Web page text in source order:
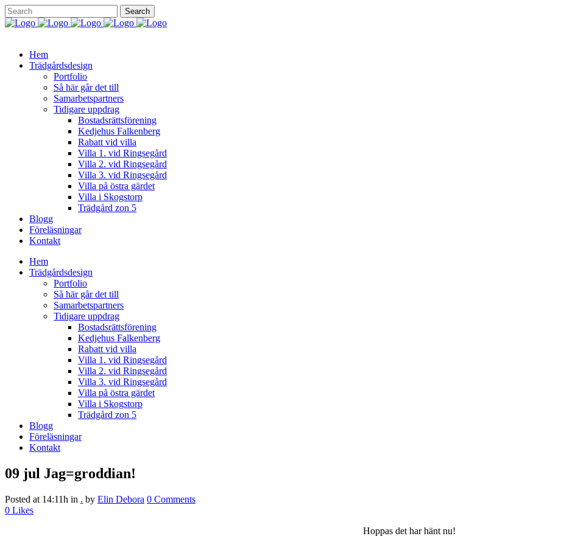
Hem
Trädgårdsdesign
Portfolio
Så här går det till
Samarbetspartners
Tidigare uppdrag
Bostadsrättsförening
Kedjehus Falkenberg
Rabatt vid villa
Villa 1. vid Ringsegård
Villa 2. vid Ringsegård
Villa 3. vid Ringsegård
Villa på östra gärdet
Villa i Skogstorp
Trädgård zon 5
Blogg
Föreläsningar
Kontakt
Hem
Trädgårdsdesign
Portfolio
Så här går det till
Samarbetspartners
Tidigare uppdrag
Bostadsrättsförening
Kedjehus Falkenberg
Rabatt vid villa
Villa 1. vid Ringsegård
Villa 2. vid Ringsegård
Villa 3. vid Ringsegård
Villa på östra gärdet
Villa i Skogstorp
Trädgård zon 5
Blogg
Föreläsningar
Kontakt
09 jul Jag=groddian!
Posted at 14:11h in . by Elin Debora 0 Comments
0 Likes
Hoppas det har hänt nu!